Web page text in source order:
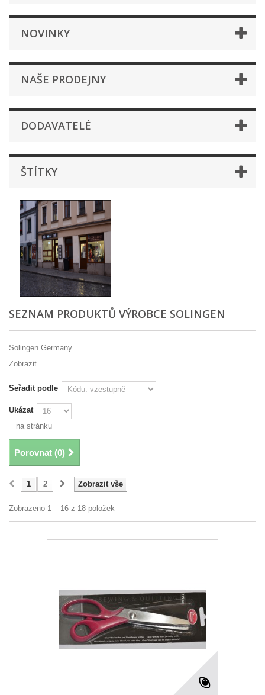
NOVINKY
NAŠE PRODEJNY
DODAVATELÉ
ŠTÍTKY
SEZNAM PRODUKTŮ VÝROBCE SOLINGEN
Solingen Germany
Zobrazit
Seřadit podle
Ukázat
na stránku
Porovnat (0)
Zobrazit vše
1 2
Zobrazeno 1 – 16 z 18 položek